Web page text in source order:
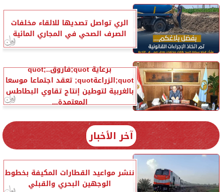
الري تواصل تصديها للالقاء مخلفات
الصرف الصحي في المجاري المائية
برعاية quot;فاروقquot;..
quot;الزراعةquot; تعقد اجتماعا موسعا
بالغربية لتوطين إنتاج تقاوي البطاطس
المعتمدة...
آخر الأخبار
ننشر مواعيد القطارات المكيفة بخطوط
الوجهين البحري والقبلي